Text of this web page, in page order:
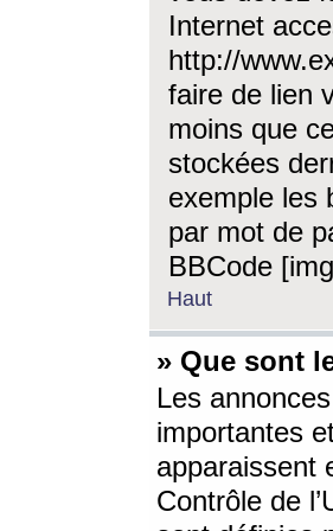
Internet
http://
faire de lien
moins que
stockées
exemple les
par mot de
BBCode
Haut
» Que sont
Les
importantes
apparaissent
Contrôle de